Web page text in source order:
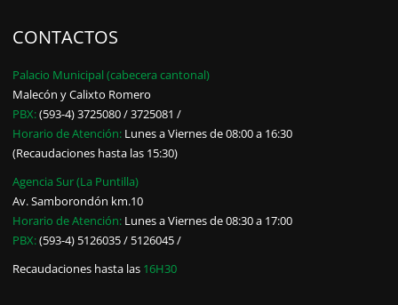
CONTACTOS
Palacio Municipal (cabecera cantonal)
Malecón y Calixto Romero
PBX:(593-4) 3725080 / 3725081 /
Horario de Atención: Lunes a Viernes de 08:00 a 16:30
(Recaudaciones hasta las 15:30)
Agencia Sur (La Puntilla)
Av. Samborondón km.10
Horario de Atención: Lunes a Viernes de 08:30 a 17:00
PBX:(593-4) 5126035 / 5126045 /
Recaudaciones hasta las 16H30